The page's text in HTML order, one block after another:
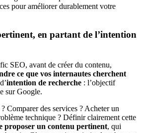
pour améliorer durablement votre
en partant de l’intention
SEO, avant de créer du contenu,
ce que vos internautes cherchent
intention de recherche : l’objectif
sur Google.
Comparer des services ? Acheter un
technique ? Définir clairement cette
proposer un contenu pertinent, qui